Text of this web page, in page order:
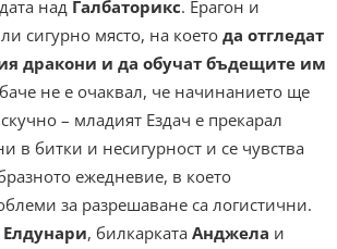
над Галбаторикс. Ерагон и
сигурно място, на което да отгледат
дракони и да обучат бъдещите им
не е очаквал, че начинанието ще
– младият Ездач е прекарал
в битки и несигурност и се чувства
ежедневие, в което
за разрешаване са логистични.
Елдунари, билкарката Анджела и